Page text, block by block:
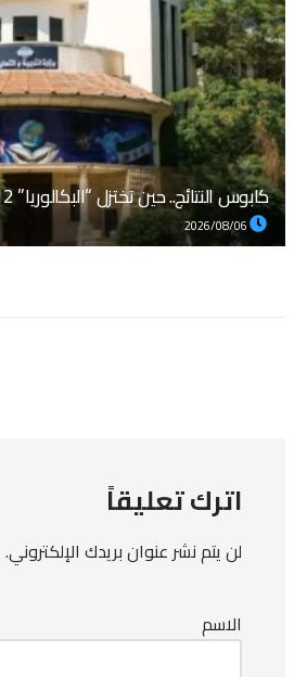
كابوس النتائج.. حين تختزل “البكالوريا” 12 عاماً من عمر الطلاب
اترك تعليقاً
لن يتم نشر عنوان بريدك الإلكتروني.
الاسم